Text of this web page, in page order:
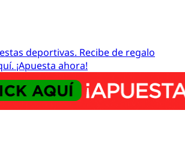
deportivas. Recibe de regalo
¡Apuesta ahora!